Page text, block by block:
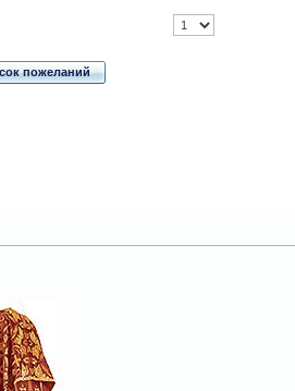
пожеланий